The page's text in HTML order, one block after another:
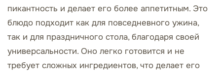
пикантность и делает его более аппетитным. Это
блюдо подходит как для повседневного ужина,
так и для праздничного стола, благодаря своей
универсальности. Оно легко готовится и не
требует сложных ингредиентов, что делает его